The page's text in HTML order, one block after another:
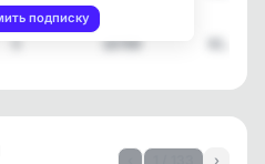
5 16709
подписку
›